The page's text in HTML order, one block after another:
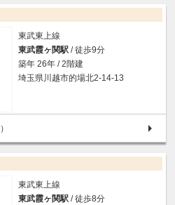
東武東上線
東武霞ヶ関駅 / 徒歩9分
築年 26年 / 2階建
埼玉県川越市的場北2-14-13
）
東武東上線
東武霞ヶ関駅 / 徒歩8分